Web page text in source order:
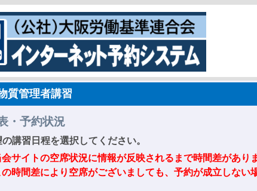
質管理者講習
・予約状況
の講習日程を選択してください。
サイトの空席状況に情報が反映されるまで時間差がありま
時間差により空席がございましても、予約が成立しない